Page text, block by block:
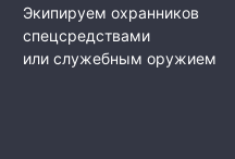
Экипируем охранников
спецсредствами
или служебным оружием